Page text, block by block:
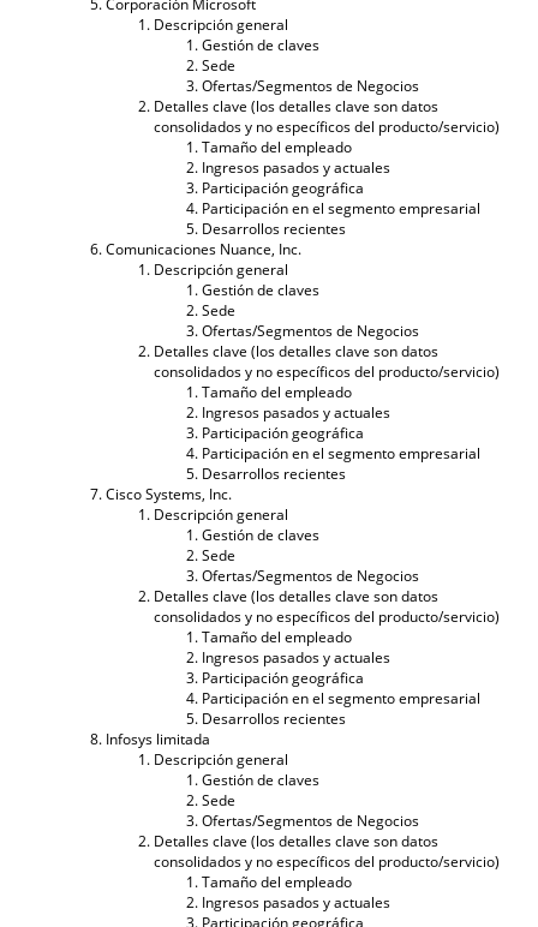
Descripción general
Gestión de claves
Sede
Ofertas/Segmentos de Negocios
Detalles clave (los detalles clave son datos
consolidados y no específicos del producto/servicio)
Tamaño del empleado
Ingresos pasados ​​y actuales
Participación geográfica
Participación en el segmento empresarial
Desarrollos recientes
Comunicaciones Nuance, Inc.
Descripción general
Gestión de claves
Sede
Ofertas/Segmentos de Negocios
Detalles clave (los detalles clave son datos
consolidados y no específicos del producto/servicio)
Tamaño del empleado
Ingresos pasados ​​y actuales
Participación geográfica
Participación en el segmento empresarial
Desarrollos recientes
Cisco Systems, Inc.
Descripción general
Gestión de claves
Sede
Ofertas/Segmentos de Negocios
Detalles clave (los detalles clave son datos
consolidados y no específicos del producto/servicio)
Tamaño del empleado
Ingresos pasados ​​y actuales
Participación geográfica
Participación en el segmento empresarial
Desarrollos recientes
Infosys limitada
Descripción general
Gestión de claves
Sede
Ofertas/Segmentos de Negocios
Detalles clave (los detalles clave son datos
consolidados y no específicos del producto/servicio)
Tamaño del empleado
Ingresos pasados ​​y actuales
Participación geográfica